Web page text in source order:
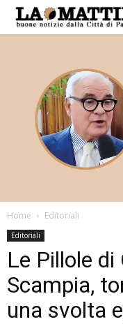
Home Editoriali
Editoriali
Le Pillole
Scampia,
una svolta